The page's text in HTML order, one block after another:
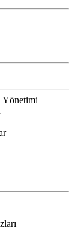
Yönetimi